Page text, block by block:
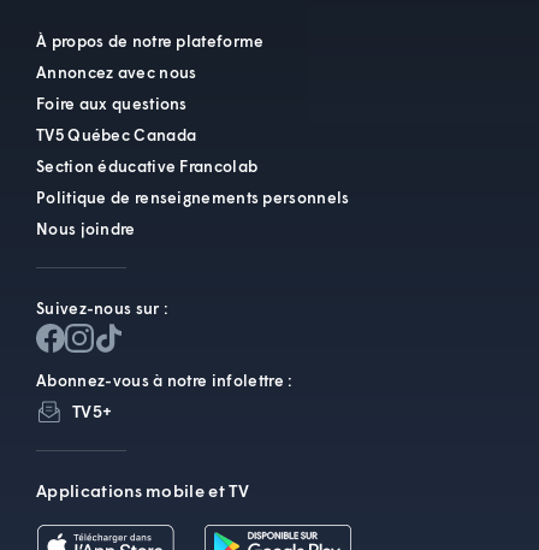
À propos de notre plateforme
Annoncez avec nous
Foire aux questions
TV5 Québec Canada
Section éducative Francolab
Politique de renseignements personnels
Nous joindre
Suivez-nous sur :
Abonnez-vous à notre infolettre :
TV5+
Applications mobile et TV